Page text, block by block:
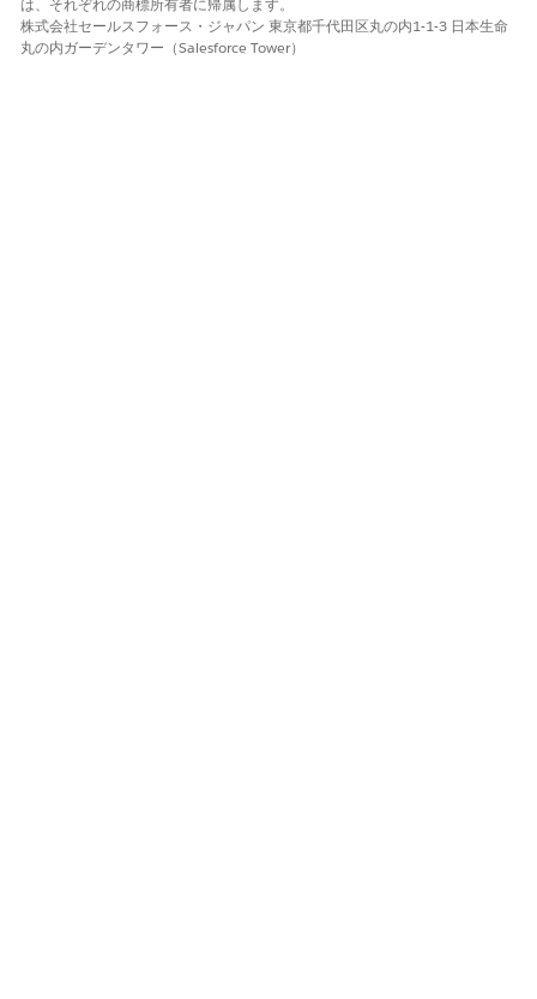
は、それぞれの商標所有者に帰属します。
株式会社セールスフォース・ジャパン 東京都千代田区丸の内1-1-3 日本生命
丸の内ガーデンタワー（Salesforce Tower）